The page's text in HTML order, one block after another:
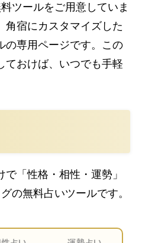
ツールをご用意していま
角宿にカスタマイズした
の専用ページです。この
ておけば、いつでも手軽
「性格・相性・運勢」
の無料占いツールです。